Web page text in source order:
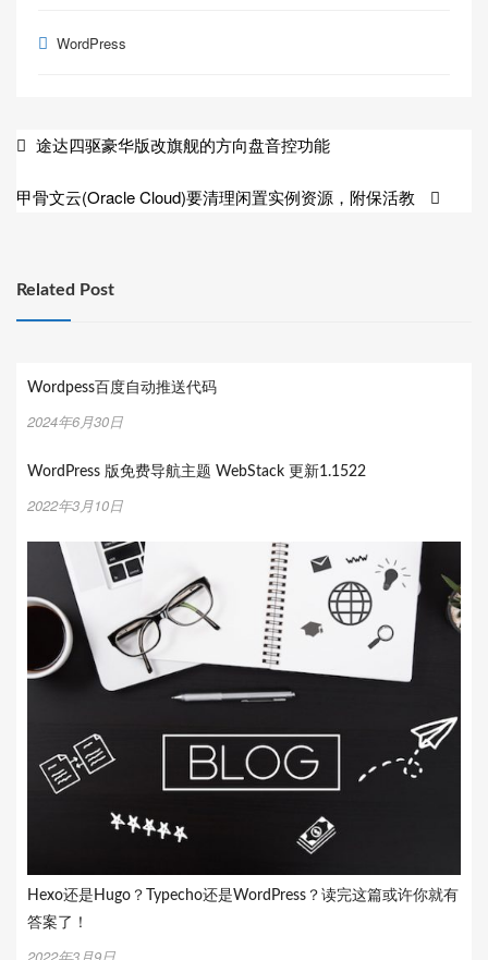
WordPress
文
导
途达四驱豪华版改旗舰的方向盘音控功能
甲骨文云(Oracle Cloud)要清理闲置实例资源，附保活教
Related Post
Wordpess百度自动推送代码
2024年6月30日
WordPress 版免费导航主题 WebStack 更新1.1522
2022年3月10日
Hexo还是Hugo？Typecho还是WordPress？读完这篇或许你就有
答案了！